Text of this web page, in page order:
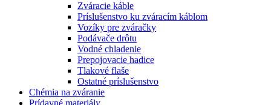
Zváracie káble
Príslušenstvo ku zváracím káblom
Vozíky pre zváračky
Podávače drôtu
Vodné chladenie
Prepojovacie hadice
Tlakové flaše
Ostatné príslušenstvo
Chémia na zváranie
Prídavné materiály